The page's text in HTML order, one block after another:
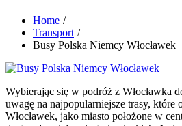
Home
Transport
Busy Polska Niemcy Włocławek
Wybierając się w podróż z Włocławka
uwagę na najpopularniejsze trasy, które
Włocławek, jako miasto położone w